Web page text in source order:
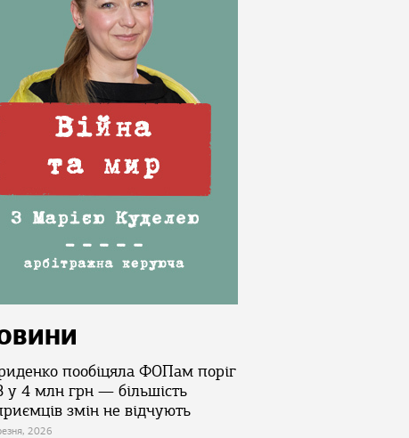
пообіцяла ФОПам поріг
4 млн грн — більшість
змін не відчують
2026